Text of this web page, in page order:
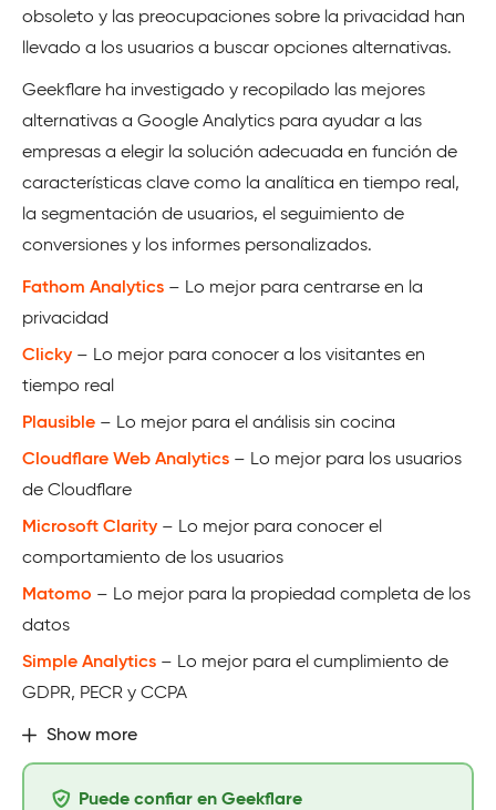
obsoleto y las preocupaciones sobre la privacidad han
llevado a los usuarios a buscar opciones alternativas.
Geekflare ha investigado y recopilado las mejores
alternativas a Google Analytics para ayudar a las
empresas a elegir la solución adecuada en función de
características clave como la analítica en tiempo real,
la segmentación de usuarios, el seguimiento de
conversiones y los informes personalizados.
Fathom Analytics – Lo mejor para centrarse en la
privacidad
Clicky – Lo mejor para conocer a los visitantes en
tiempo real
Plausible – Lo mejor para el análisis sin cocina
Cloudflare Web Analytics – Lo mejor para los usuarios
de Cloudflare
Microsoft Clarity – Lo mejor para conocer el
comportamiento de los usuarios
Matomo – Lo mejor para la propiedad completa de los
datos
Simple Analytics – Lo mejor para el cumplimiento de
GDPR, PECR y CCPA
Show more
Puede confiar en Geekflare